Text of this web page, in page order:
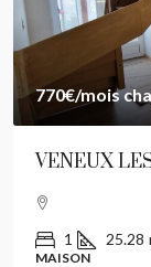
770€/mois
VENEUX
1 25.28
MAISON